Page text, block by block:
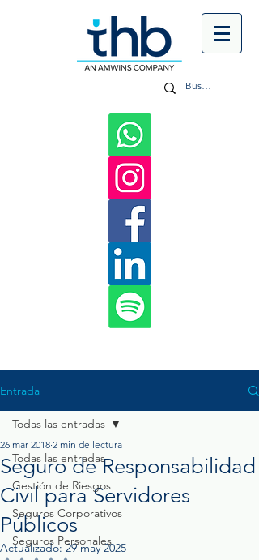
Entrada
Todas las entradas
Gestión de Riesgos
Seguros Corporativos
Seguros Personales
Todas las entradas
Seguro de Responsabilidad
Civil para Servidores
Públicos
26 mar 2018 2 min de lectura
Actualizado:29 may 2025